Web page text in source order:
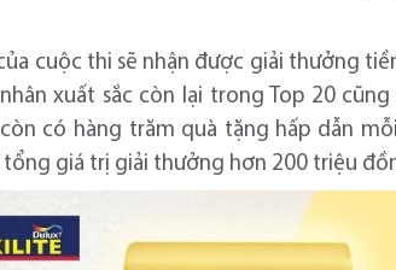
cuộc thi sẽ nhận được giải thưởng
nhân xuất sắc còn lại trong Top 20
có hàng trăm quà tặng hấp dẫn
giá trị giải thưởng hơn 200 triệu